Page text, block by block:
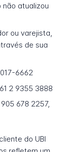
atualizou
ou varejista,
de sua
6662
2 9355 3888
905 678 2257,
do UBI